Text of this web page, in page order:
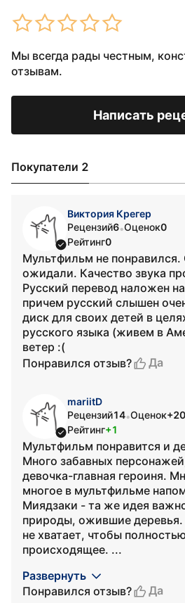
Мы всегда рады честным,
отзывам.
Написать
Покупатели 2
Виктория Крегер
Рецензий6•Оценок0
Рейтинг0
Мультфильм не понравился.
ожидали. Качество звука
Русский перевод наложен
причем русский слышен
диск для своих детей в
русского языка (живем в
ветер :(
Понравился отзыв?
Да
mariitD
Рецензий14•Оценок+20
Рейтинг+1
Мультфильм понравится и
Много забавных
девочка-главная героиня.
многое в мультфильме
Миядзаки - та же идея
природы, ожившие деревья.
не хватает, чтобы
происходящее. ...
Развернуть
Понравился отзыв?
Да